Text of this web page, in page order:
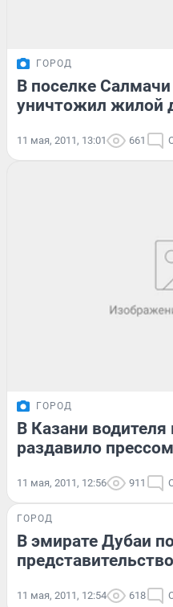
ГОРОД
В поселке
уничтожил жилой
11 мая, 2011, 13:01 661
ГОРОД
В Казани
раздавило прессом
11 мая, 2011, 12:56 911
ГОРОД
В эмирате Дубаи
11 мая, 2011, 12:54 618